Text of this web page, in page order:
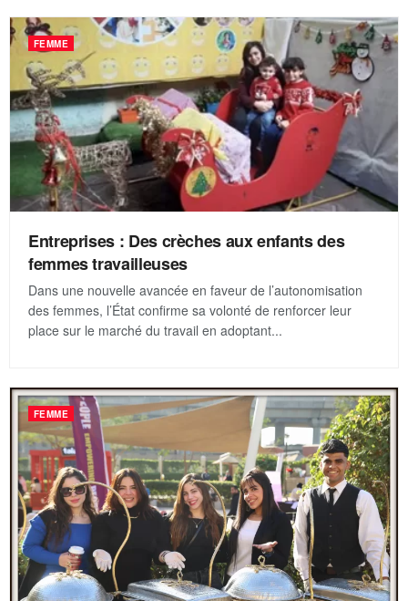
FEMME
Entreprises : Des crèches aux enfants des
femmes travailleuses
Dans une nouvelle avancée en faveur de l’autonomisation
des femmes, l’État confirme sa volonté de renforcer leur
place sur le marché du travail en adoptant...
FEMME